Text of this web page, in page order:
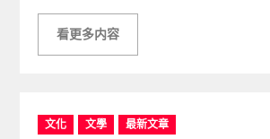
看更多内容
C文化 文學 最新文章